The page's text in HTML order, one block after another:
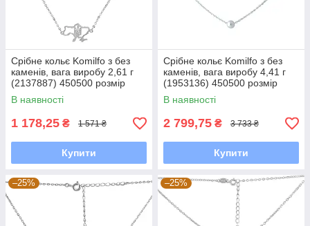
Срібне кольє Komilfo з без
каменів, вага виробу 2,61 г
(2137887) 450500 розмір
В наявності
1 178,25 ₴ 1 571 ₴
Купити
Срібне кольє Komilfo з без
каменів, вага виробу 4,41 г
(1953136) 450500 розмір
В наявності
2 799,75 ₴ 3 733 ₴
Купити
–25% –25%